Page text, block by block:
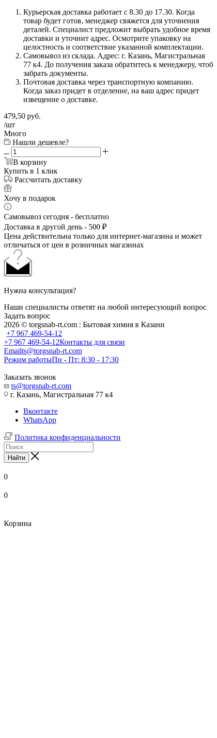
Курьерская доставка работает с 8.30 до 17.30. Когда
товар будет готов, менеджер свяжется для уточнения
деталей. Специалист предложит выбрать удобное время
доставки и уточнит адрес. Осмотрите упаковку на
целостность и соответствие указанной комплектации.
Самовывоз из склада. Адрес: г. Казань, Магистральная
77 к4. До получения заказа обратитесь к менеджеру, чтоб
забрать документы.
Почтовая доставка через транспортную компанию.
Когда заказ придет в отделение, на ваш адрес придет
извещение о доставке.
479,50 руб.
/шт
Много
Нашли дешевле?
В корзину
Купить в 1 клик
Рассчитать доставку
Хочу в подарок
Самовывоз сегодня - бесплатно
Доставка в другой день - 500 ₽
Цена действительна только для интернет-магазина и может
отличаться от цен в розничных магазинах
Нужна консультация?
Наши специалисты ответят на любой интересующий вопрос
Задать вопрос
2026 © torgsnab-rt.com : Бытовая химия в Казани
+7 967 469-54-12
+7 967 469-54-12Контакты для связи
Emailts@torgsnab-rt.com
Режим работыПн - Пт: 8:30 - 17:30
Заказать звонок
ts@torgsnab-rt.com
г. Казань, Магистральная 77 к4
Вконтакте
WhatsApp
Политика конфиденциальности
Найти
0
0
Корзина